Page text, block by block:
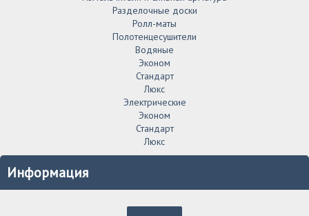
Разделочные доски
Ролл-маты
Полотенцесушители
Водяные
Эконом
Стандарт
Люкс
Электрические
Эконом
Стандарт
Люкс
Информация